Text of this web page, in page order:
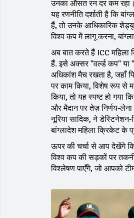
उनका औसत रन दर कम रहा।
यह रणनीति दर्शाती है कि
हैं, तो उनके आधिकारिक
विश्व कप में लागू करना,
अब बात करते हैं ICC
हैं. इसे अक्सर "वर्ल्ड कप" या
अधिकांश मैच रखता है, जहाँ
पर काम किया, विशेष रूप से
किया, तो यह स्पष्ट हो
और मैदान पर तेज़
नूरिया सादिक, ने
बांग्लादेश महिला क्रिकेट
ऊपर की चर्चा से आप देखेंगे
विश्व कप की सड़कों पर
विश्लेषण पाएँगे, जो आपको